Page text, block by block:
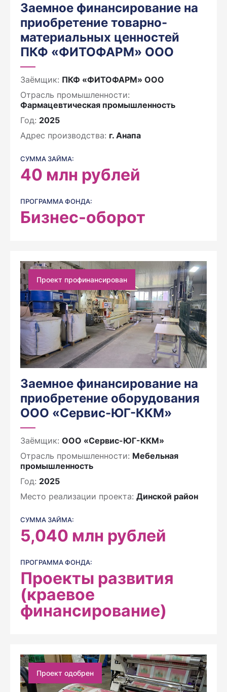
Заемное финансирование на
приобретение товарно-
материальных ценностей
ПКФ «ФИТОФАРМ» ООО
Заёмщик: ПКФ «ФИТОФАРМ» ООО
Отрасль промышленности:
Фармацевтическая промышленность
Год: 2025
Адрес производства: г. Анапа
СУММА ЗАЙМА:
40 млн рублей
ПРОГРАММА ФОНДА:
Бизнес-оборот
Проект профинансирован
Заемное финансирование на
приобретение оборудования
ООО «Сервис-ЮГ-ККМ»
Заёмщик: ООО «Сервис-ЮГ-ККМ»
Отрасль промышленности: Мебельная
промышленность
Год: 2025
Место реализации проекта: Динской район
СУММА ЗАЙМА:
5,040 млн рублей
ПРОГРАММА ФОНДА:
Проекты развития
(краевое
финансирование)
Проект одобрен